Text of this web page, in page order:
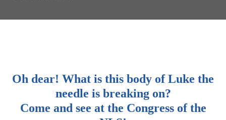
Oh dear! What is this body of Luke the
needle is breaking on?
Come and see at the Congress of the